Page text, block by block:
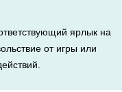
ярлык на
от игры или